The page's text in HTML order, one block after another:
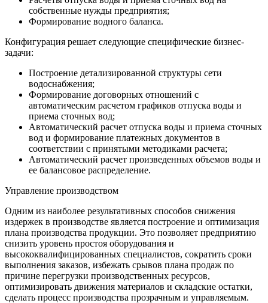
собственные нужды предприятия;
Формирование водного баланса.
Конфигурация решает следующие специфические бизнес-
задачи:
Построение детализированной структуры сети
водоснабжения;
Формирование договорных отношений с
автоматическим расчетом графиков отпуска воды и
приема сточных вод;
Автоматический расчет отпуска воды и приема сточных
вод и формирование платежных документов в
соответствии с принятыми методиками расчета;
Автоматический расчет произведенных объемов воды и
ее балансовое распределение.
Управление производством
Одним из наиболее результативных способов снижения
издержек в производстве является построение и оптимизация
плана производства продукции. Это позволяет предприятию
снизить уровень простоя оборудования и
высококвалифицированных специалистов, сократить сроки
выполнения заказов, избежать срывов плана продаж по
причине перегрузки производственных ресурсов,
оптимизировать движения материалов и складские остатки,
сделать процесс производства прозрачным и управляемым.